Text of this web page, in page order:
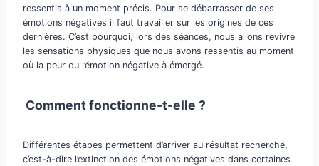
ressentis à un moment précis. Pour se débarrasser de ses
émotions négatives il faut travailler sur les origines de ces
dernières. C’est pourquoi, lors des séances, nous allons revivre
les sensations physiques que nous avons ressentis au moment
où la peur ou l’émotion négative à émergé.
Comment fonctionne-t-elle ?
Différentes étapes permettent d’arriver au résultat recherché,
c’est-à-dire l’extinction des émotions négatives dans certaines